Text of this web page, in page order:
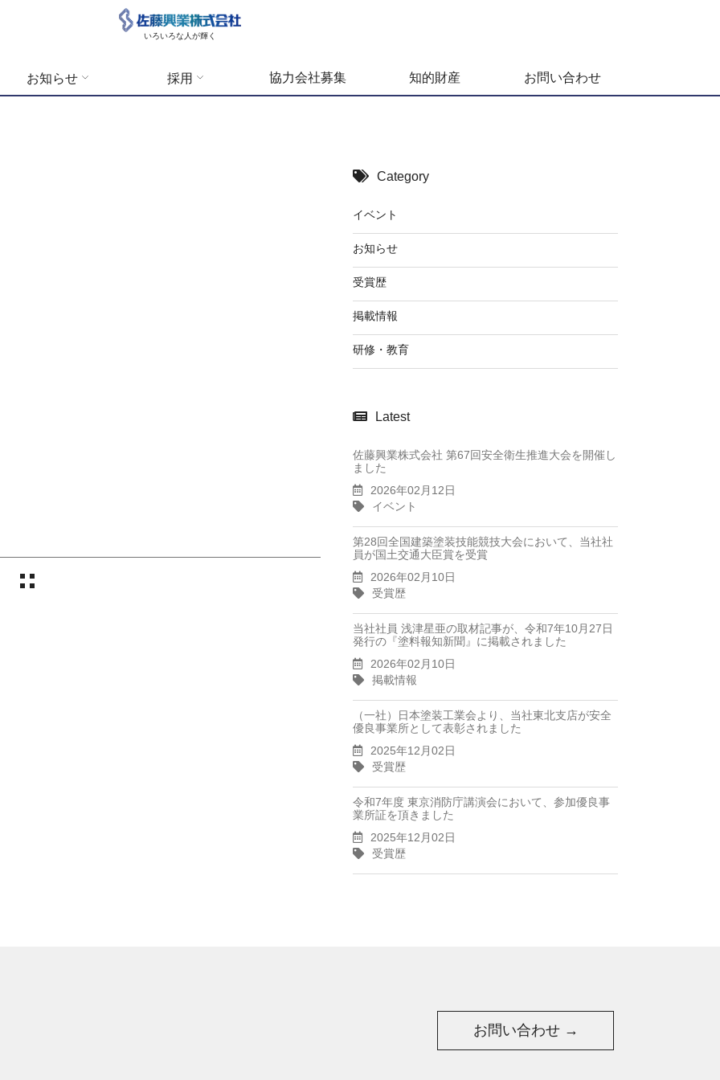
いろいろな人が輝く
お知らせ 採用 協力会社募集 知的財産 お問い合わせ
Category
イベント
お知らせ
受賞歴
掲載情報
研修・教育
Latest
佐藤興業株式会社 第67回安全衛生推進大会を開催し
ました
2026年02月12日
イベント
第28回全国建築塗装技能競技大会において、当社社
員が国土交通大臣賞を受賞
2026年02月10日
受賞歴
当社社員 浅津星亜の取材記事が、令和7年10月27日
発行の『塗料報知新聞』に掲載されました
2026年02月10日
掲載情報
（一社）日本塗装工業会より、当社東北支店が安全
優良事業所として表彰されました
2025年12月02日
受賞歴
令和7年度 東京消防庁講演会において、参加優良事
業所証を頂きました
2025年12月02日
受賞歴
お問い合わせ →